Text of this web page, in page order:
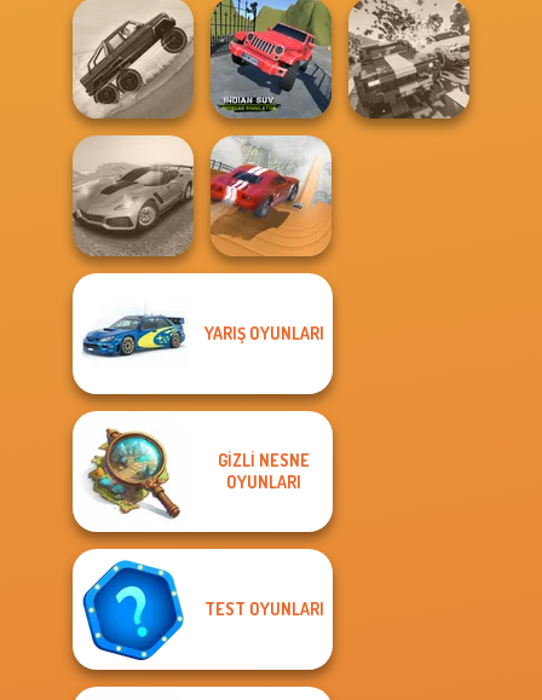
Rally Point 3 Backflip Maniac Highway Traffic
Hill Climbing
Mania
Indian SUV
Offroad
Simulator
Madness Driver
Vertigo City
City Driver:
YARIŞ OYUNLARI
GIZLI NESNE
OYUNLARI
TEST OYUNLARI